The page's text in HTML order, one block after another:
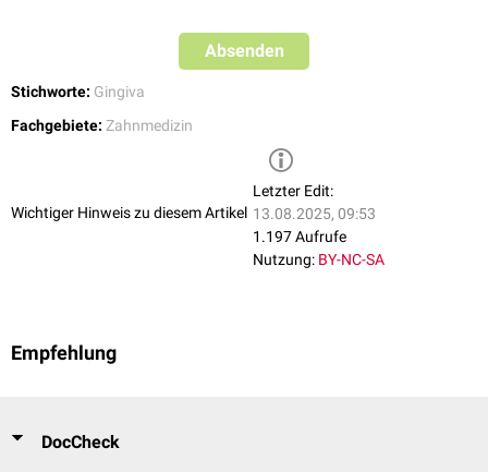
Absenden
Stichworte: Gingiva
Fachgebiete: Zahnmedizin
Wichtiger Hinweis zu diesem Artikel
Letzter Edit:
13.08.2025, 09:53
1.197 Aufrufe
Nutzung: BY-NC-SA
Empfehlung
DocCheck